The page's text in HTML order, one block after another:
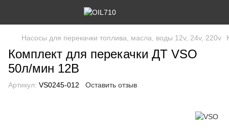
Насосы для перекачки топлива, масла, воды 12v, 24v, 220v
Комплект для перекачки ДТ VSO
50л/мин 12В
Артикул: VS0245-012 Оставить отзыв